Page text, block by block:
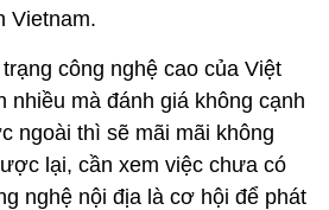
Vietnam.
công nghệ cao của Việt
nhiều mà đánh giá không cạnh
ngoài thì sẽ mãi mãi không
lại, cần xem việc chưa có
nghệ nội địa là cơ hội để phát